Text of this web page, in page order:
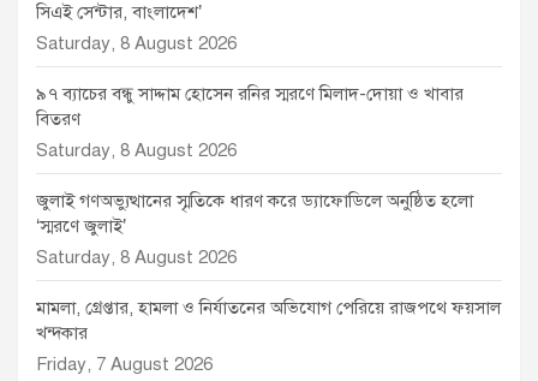
সিএই সেন্টার, বাংলাদেশ’
Saturday, 8 August 2026
৯৭ ব্যাচের বন্ধু সাদ্দাম হোসেন রনির স্মরণে মিলাদ-দোয়া ও খাবার
বিতরণ
Saturday, 8 August 2026
জুলাই গণঅভ্যুত্থানের স্মৃতিকে ধারণ করে ড্যাফোডিলে অনুষ্ঠিত হলো
‘স্মরণে জুলাই’
Saturday, 8 August 2026
মামলা, গ্রেপ্তার, হামলা ও নির্যাতনের অভিযোগ পেরিয়ে রাজপথে ফয়সাল
খন্দকার
Friday, 7 August 2026